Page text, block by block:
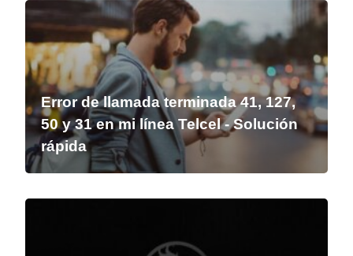
Error de llamada terminada 41, 127,
50 y 31 en mi línea Telcel - Solución
rápida